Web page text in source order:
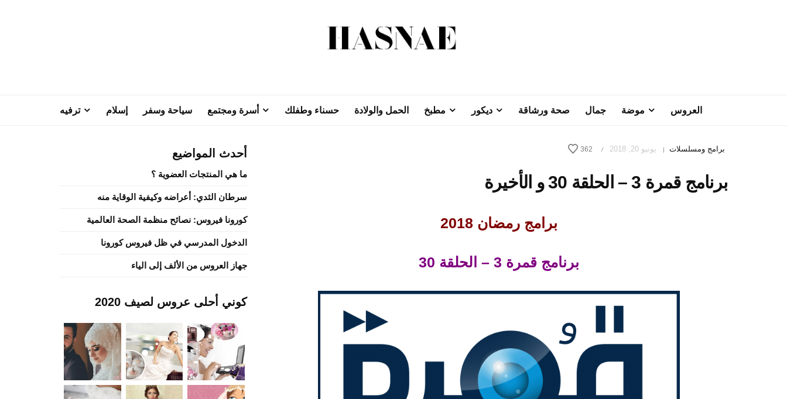
العروس موضة جمال صحة ورشاقة ديكور مطبخ الحمل والولادة حسناء وطفلك أسرة ومجتمع سياحة وسفر إسلام ترفيه
برامج ومسلسلات | يونيو 20, 2018 /
362
برنامج قمرة 3 – الحلقة 30 و الأخيرة
برامج رمضان 2018
برنامج قمرة 3 – الحلقة 30
أحدث المواضيع
ما هي المنتجات العضوية ؟
سرطان الثدي: أعراضه وكيفية الوقاية منه
كورونا فيروس: نصائح منظمة الصحة العالمية
الدخول المدرسي في ظل فيروس كورونا
جهاز العروس من الألف إلى الياء
كوني أحلى عروس لصيف 2020